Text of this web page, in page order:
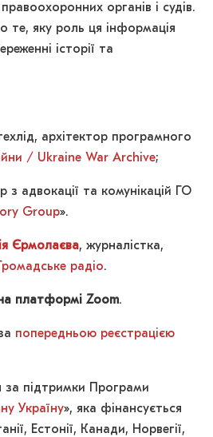
органів і судів.
те, яку роль ця інформація
історії та
архітектор програмного
/ Ukraine War Archive;
з адвокації та комунікацій ГО
Group».
Єрмолаєва, журналістка,
радіо.
платформі Zoom.
попередньою реєстрацією
за підтримки Програми
Україну», яка фінансується
Естонії, Канади, Норвегії,